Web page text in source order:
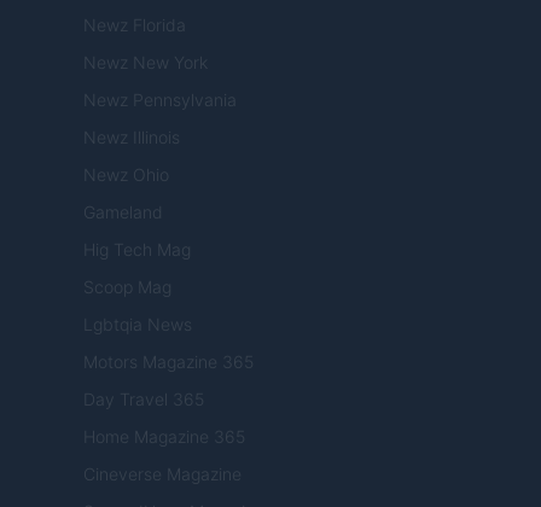
Newz Florida
Newz New York
Newz Pennsylvania
Newz Illinois
Newz Ohio
Gameland
Hig Tech Mag
Scoop Mag
Lgbtqia News
Motors Magazine 365
Day Travel 365
Home Magazine 365
Cineverse Magazine